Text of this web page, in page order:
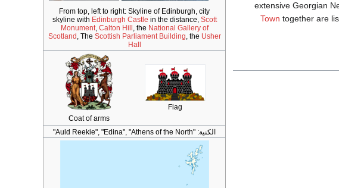
From top, left to right: Skyline of Edinburgh, city
skyline with Edinburgh Castle in the distance, Scott
Monument, Calton Hill , the National Gallery of
Scotland , The Scottish Parliament Building, the Usher
Hall
Flag
Coat of arms
الكنية: "Auld Reekie", "Edina", "Athens of the North"
extensive Georgian
Town together are